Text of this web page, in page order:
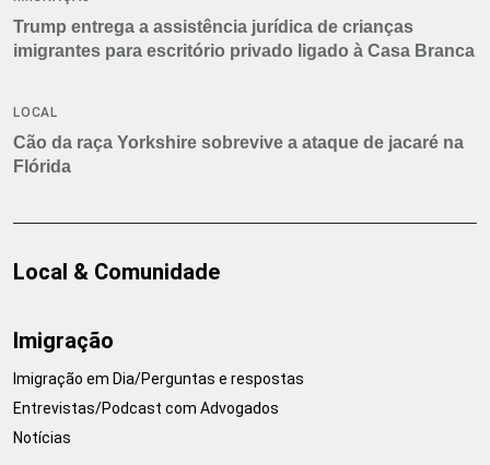
Trump entrega a assistência jurídica de crianças
imigrantes para escritório privado ligado à Casa Branca
LOCAL
Cão da raça Yorkshire sobrevive a ataque de jacaré na
Flórida
Local & Comunidade
Imigração
Imigração em Dia/Perguntas e respostas
Entrevistas/Podcast com Advogados
Notícias